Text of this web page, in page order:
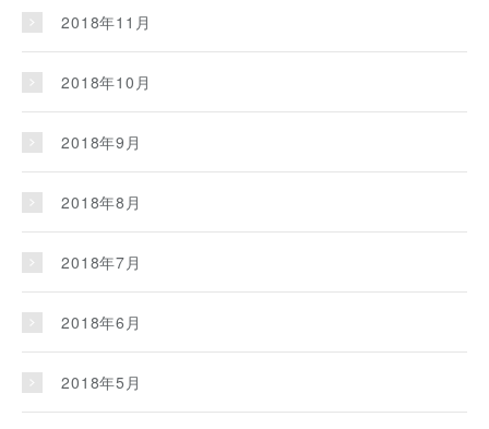
2018年11月
2018年10月
2018年9月
2018年8月
2018年7月
2018年6月
2018年5月